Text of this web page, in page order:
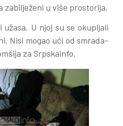
zabilježeni u više prostorija.
užasa. U njoj su se okupljali
Nisi mogao ući od smrada-
za Srpskainfo.